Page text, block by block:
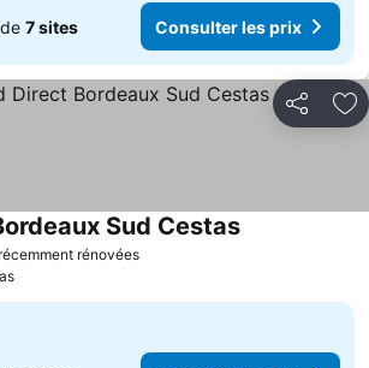
7 sites Consulter les prix
Partager
rénovées
Sud Cestas